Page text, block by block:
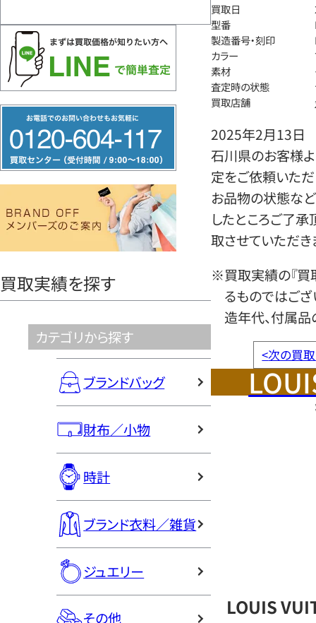
リ
ー
ヤ
買取実績を探す
カテゴリから探す
ブランドバッグ
財布／小物
時計
ブランド衣料／雑貨
ジュエリー
その他
買取日
型番
製造番号・刻印
カラー
素材
査定時の状態
買取店舗
2025年2月13日
石川県のお客様よ
定をご依頼いただ
お品物の状態など
したところご了
取させていただき
※買取実績の『買
るものではござ
造年代、付属品
<次の買
LOUIS